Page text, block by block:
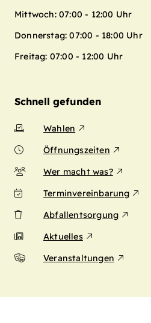
Mittwoch: 07:00 - 12:00 Uhr
Donnerstag: 07:00 - 18:00 Uhr
Freitag: 07:00 - 12:00 Uhr
Schnell gefunden
Wahlen
Öffnungszeiten
Wer macht was?
Terminvereinbarung
Abfallentsorgung
Aktuelles
Veranstaltungen